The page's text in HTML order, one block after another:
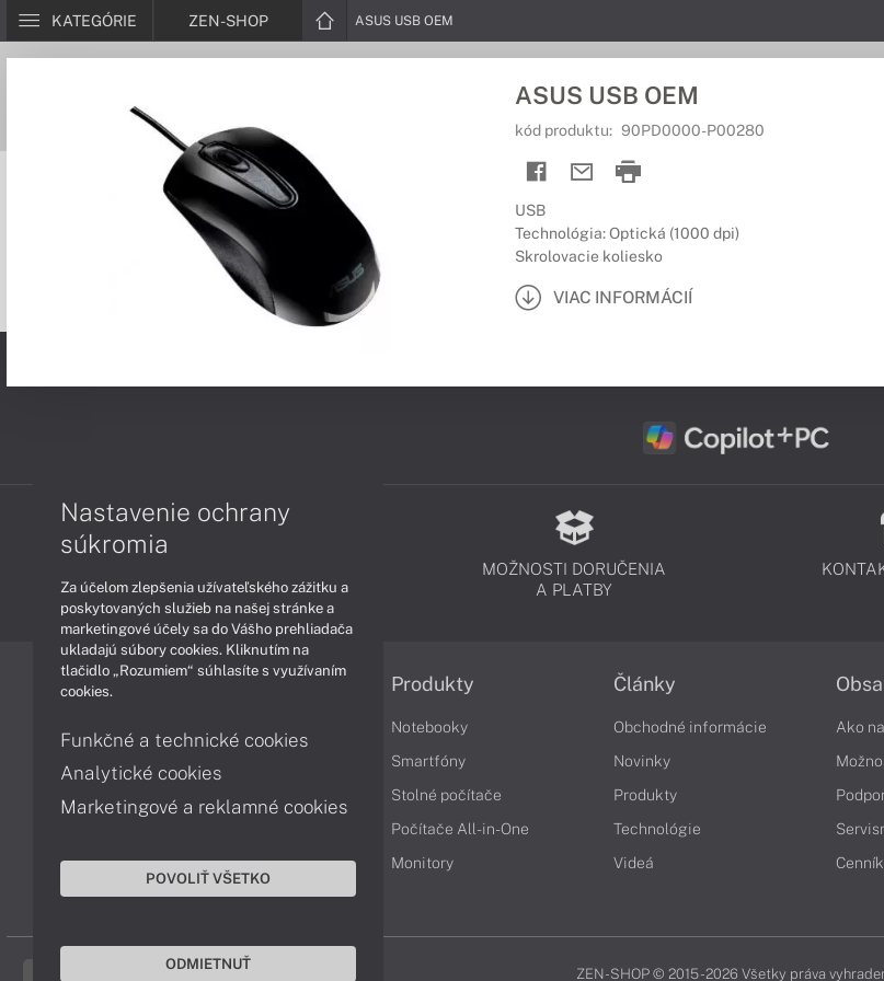
KATEGÓRIE ZEN-SHOP ASUS USB OEM
ASUS USB OEM
kód produktu: 90PD0000-P00280
USB
Technológia: Optická (1000 dpi)
Skrolovacie koliesko
VIAC INFORMÁCIÍ
MOŽNOSTI DORUČENIA
A PLATBY
Vyhlásenie o prístupnosti
Cookies
Produkty
Notebooky
Smartfóny
Stolné počítače
Počítače All-in-One
Monitory
Články
Obchodné informácie
Novinky
Produkty
Technológie
Videá
Ako
ZEN-SHOP © 2015 - 2026 Všetky práva
Nastavenie ochrany
súkromia
Za účelom zlepšenia užívateľského zážitku a
poskytovaných služieb na našej stránke a
marketingové účely sa do Vášho prehliadača
ukladajú súbory cookies. Kliknutím na
tlačidlo „Rozumiem“ súhlasíte s využívaním
cookies.
Funkčné a technické cookies
Analytické cookies
Marketingové a reklamné cookies
POVOLIŤ VŠETKO
ODMIETNUŤ